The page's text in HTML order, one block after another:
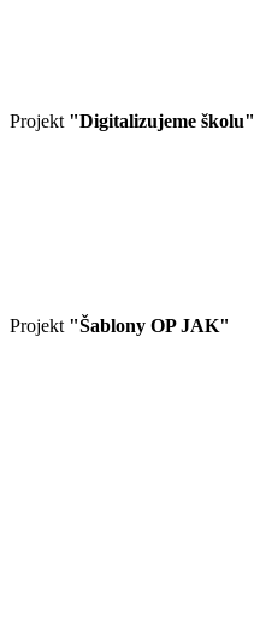
Projekt "Digitalizujeme školu"
Projekt "Šablony OP JAK"